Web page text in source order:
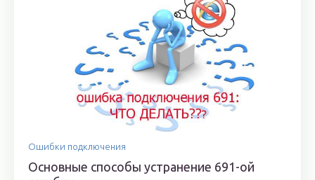
Ошибки подключения
Основные способы устранение 691-ой